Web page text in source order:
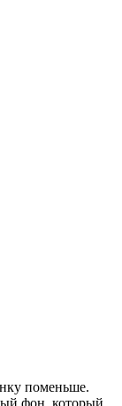
поменьше.
фон, который